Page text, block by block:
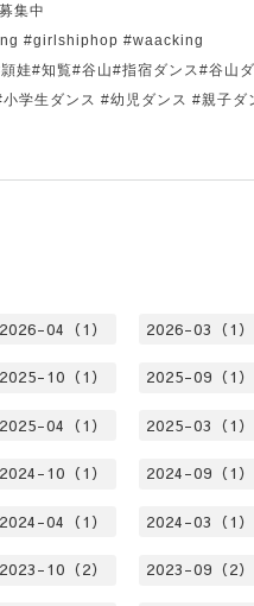
集中
#girlshiphop #waacking
娃#知覧#谷山#指宿ダンス#谷山
学生ダンス #幼児ダンス #親子ダ
2026-04（1） 2026-03（1）
2025-10（1） 2025-09（1）
2025-04（1） 2025-03（1）
2024-10（1） 2024-09（1）
2024-04（1） 2024-03（1）
2023-10（2） 2023-09（2）